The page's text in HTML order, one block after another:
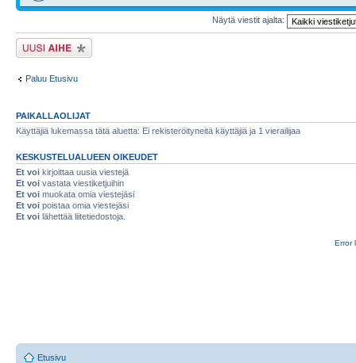
Näytä viestit ajalta:
Lähetä uusi viesti
Paluu Etusivu
PAIKALLAOLIJAT
Käyttäjiä lukemassa tätä aluetta: Ei rekisteröityneitä käyttäjiä ja 1 vierailijaa
KESKUSTELUALUEEN OIKEUDET
Et voi kirjoittaa uusia viestejä
Et voi vastata viestiketjuihin
Et voi muokata omia viestejäsi
Et voi poistaa omia viestejäsi
Et voi lähettää liitetiedostoja.
Error
Etusivu